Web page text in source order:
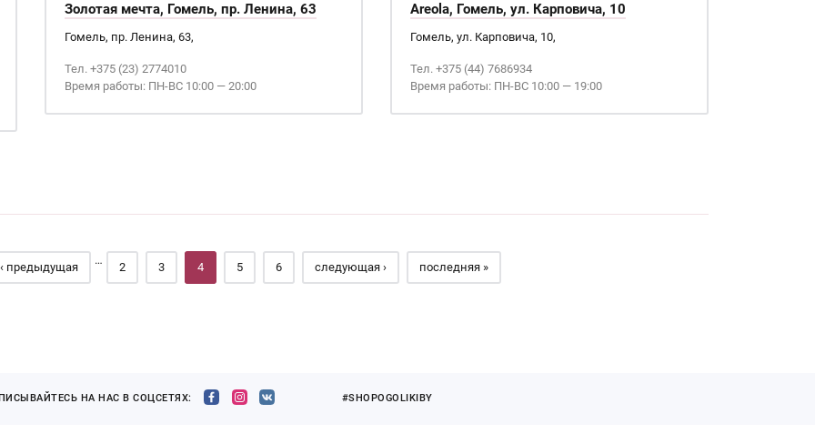
Золотая мечта, Гомель, пр. Ленина, 63
Гомель, пр. Ленина, 63,
Тел. +375 (23) 2774010
Время работы: ПН-ВС 10:00 — 20:00
Areola, Гомель, ул. Карповича, 10
Гомель, ул. Карповича, 10,
Тел. +375 (44) 7686934
Время работы: ПН-ВС 10:00 — 19:00
‹ предыдущая
…
2 3 4 5 6 следующая › последняя »
НА НАС В СОЦСЕТЯХ: #SHOPOGOLIKIBY